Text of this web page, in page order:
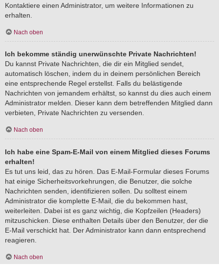
Kontaktiere einen Administrator, um weitere Informationen zu
erhalten.
Nach oben
Ich bekomme ständig unerwünschte Private Nachrichten!
Du kannst Private Nachrichten, die dir ein Mitglied sendet,
automatisch löschen, indem du in deinem persönlichen Bereich
eine entsprechende Regel erstellst. Falls du belästigende
Nachrichten von jemandem erhältst, so kannst du dies auch einem
Administrator melden. Dieser kann dem betreffenden Mitglied dann
verbieten, Private Nachrichten zu versenden.
Nach oben
Ich habe eine Spam-E-Mail von einem Mitglied dieses Forums
erhalten!
Es tut uns leid, das zu hören. Das E-Mail-Formular dieses Forums
hat einige Sicherheitsvorkehrungen, die Benutzer, die solche
Nachrichten senden, identifizieren sollen. Du solltest einem
Administrator die komplette E-Mail, die du bekommen hast,
weiterleiten. Dabei ist es ganz wichtig, die Kopfzeilen (Headers)
mitzuschicken. Diese enthalten Details über den Benutzer, der die
E-Mail verschickt hat. Der Administrator kann dann entsprechend
reagieren.
Nach oben